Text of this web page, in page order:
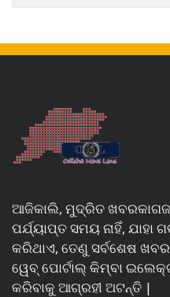
ଆଜିକାଲି, ମୁଦ୍ରିତ
ପର୍ଯ୍ୟାପ୍ତ ସମୟ ନାହିଁ,
କରିଥାଏ, ତେଣୁ ସର୍ବଶେଷ ଖବର
ୱେବ୍ ପୋର୍ଟାଲ୍ କିମ୍ବା
କରିବାକୁ ଆଗ୍ରହୀ ଅଟନ୍ତି |